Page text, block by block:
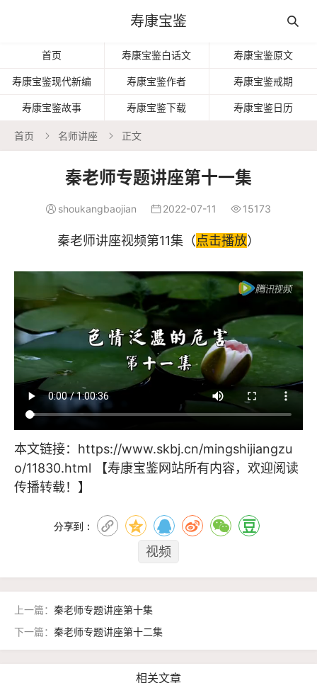
寿康宝鉴 
首页 寿康宝鉴白话文 寿康宝鉴原文
寿康宝鉴现代新编 寿康宝鉴作者 寿康宝鉴戒期
寿康宝鉴故事 寿康宝鉴下载 寿康宝鉴日历
首页  名师讲座  正文
秦老师专题讲座第十一集
 shoukangbaojian  2022-07-11  15173
秦老师讲座视频第11集（点击播放）
本文链接： https://www.skbj.cn/mingshijiangzu
o/11830.html 【寿康宝鉴网站所有内容，欢迎阅读
传播转载！】
分享到：
视频
上一篇： 秦老师专题讲座第十集
下一篇： 秦老师专题讲座第十二集
相关文章